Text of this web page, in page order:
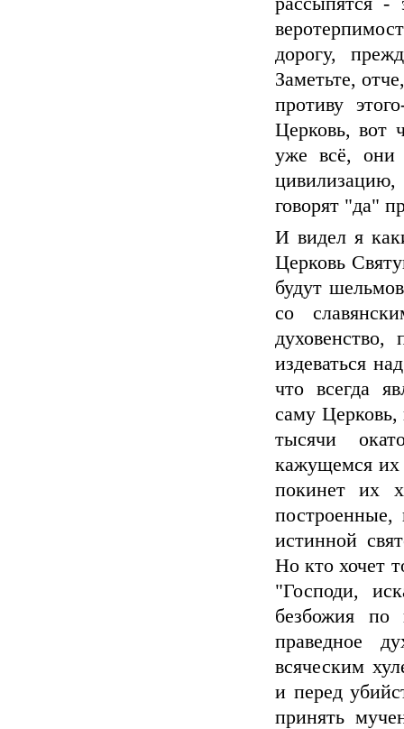
дорогу,
Заметьте,
противу
Церковь, вот
уже всё, они
цивилизацию,
говорят "да"
И видел я
Церковь
будут
со
издеваться
что всегда
саму Церковь,
тысячи
кажущемся их
покинет их
построенные,
истинной
Но кто хочет
"Господи,
безбожия по
праведное
всяческим
и перед
принять